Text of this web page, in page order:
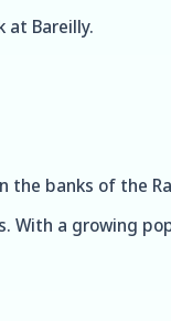
at Bareilly.
banks of the
a growing